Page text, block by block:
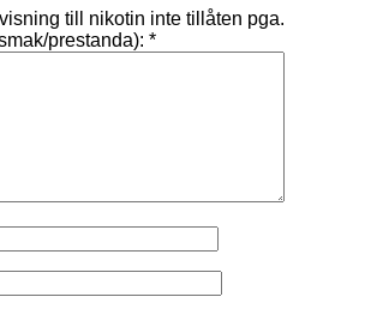
till nikotin inte tillåten pga.
prestanda): *